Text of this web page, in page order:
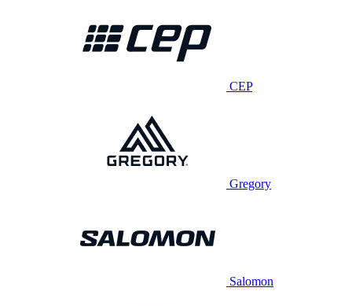
CEP
Gregory
Salomon